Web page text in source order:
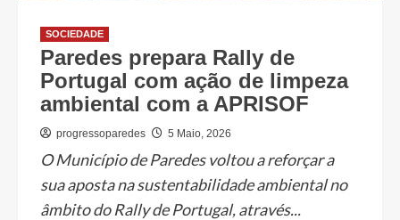
SOCIEDADE
Paredes prepara Rally de
Portugal com ação de limpeza
ambiental com a APRISOF
progressoparedes 5 Maio, 2026
O Município de Paredes voltou a reforçar a
sua aposta na sustentabilidade ambiental no
âmbito do Rally de Portugal, através...